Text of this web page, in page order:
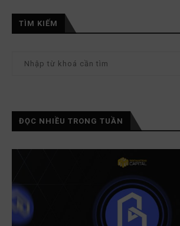
TÌM KIẾM
ĐỌC NHIỀU TRONG TUẦN